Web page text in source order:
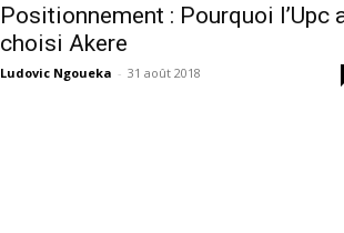
Positionnement : Pourquoi l’Upc
choisi Akere
Ludovic Ngoueka - 31 août 2018